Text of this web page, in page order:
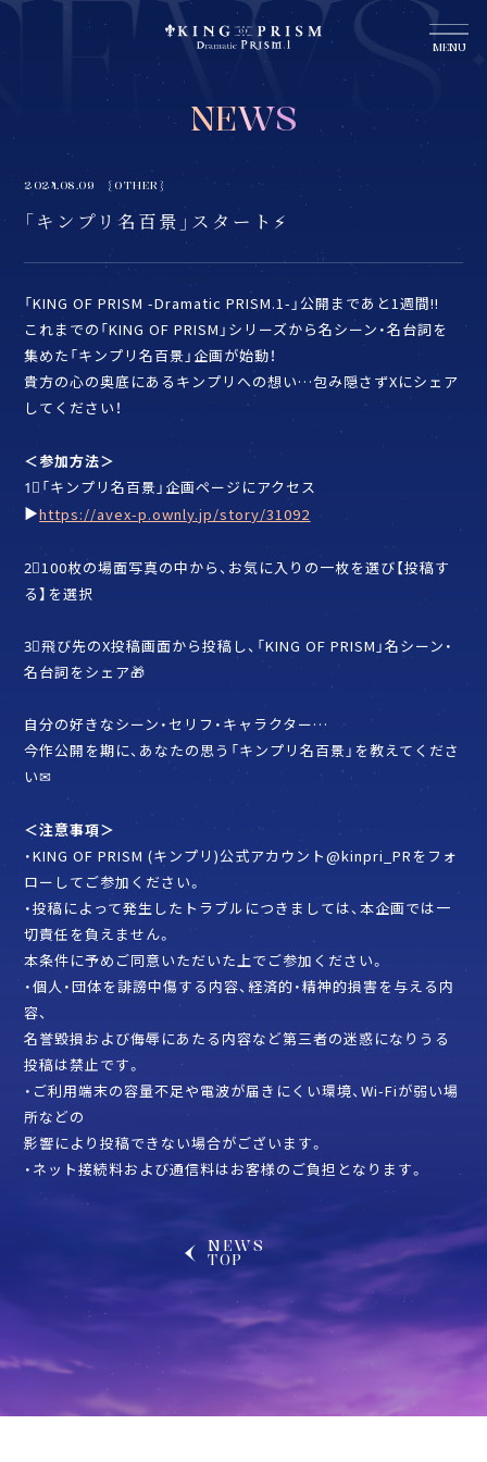
MENU
NEWS
2024.08.09 OTHER
「キンプリ名百景」スタート⚡
「KING OF PRISM -Dramatic PRISM.1-」公開まであと1週間!!
これまでの「KING OF PRISM」シリーズから名シーン・名台詞を
集めた「キンプリ名百景」企画が始動！
貴方の心の奥底にあるキンプリへの想い…包み隠さずXにシェア
してください！
＜参加方法＞
1⃣「キンプリ名百景」企画ページにアクセス
▶https://avex-p.ownly.jp/story/31092
2⃣100枚の場面写真の中から、お気に入りの一枚を選び【投稿す
る】を選択
3⃣飛び先のX投稿画面から投稿し、「KING OF PRISM」名シーン・
名台詞をシェア🎁
自分の好きなシーン・セリフ・キャラクター…
今作公開を期に、あなたの思う「キンプリ名百景」を教えてくださ
い✉
＜注意事項＞
・KING OF PRISM (キンプリ)公式アカウント@kinpri_PRをフォ
ローしてご参加ください。
・投稿によって発生したトラブルにつきましては、本企画では一
切責任を負えません。
本条件に予めご同意いただいた上でご参加ください。
・個人・団体を誹謗中傷する内容、経済的・精神的損害を与える内
容、
名誉毀損および侮辱にあたる内容など第三者の迷惑になりうる
投稿は禁止です。
・ご利用端末の容量不足や電波が届きにくい環境、Wi-Fiが弱い場
所などの
影響により投稿できない場合がございます。
・ネット接続料および通信料はお客様のご負担となります。
NEWS
TOP